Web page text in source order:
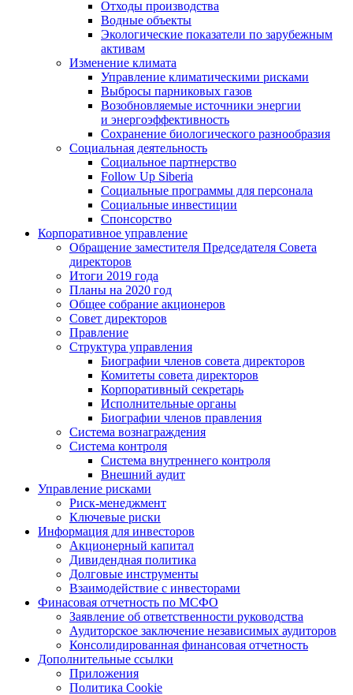
Отходы производства
Водные объекты
Экологические показатели по зарубежным
активам
Изменение климата
Управление климатическими рисками
Выбросы парниковых газов
Возобновляемые источники энергии
и энергоэффективность
Сохранение биологического разнообразия
Социальная деятельность
Социальное партнерство
Follow Up Siberia
Социальные программы для персонала
Социальные инвестиции
Спонсорство
Корпоративное управление
Обращение заместителя Председателя Совета
директоров
Итоги 2019 года
Планы на 2020 год
Общее собрание акционеров
Совет директоров
Правление
Структура управления
Биографии членов совета директоров
Комитеты совета директоров
Корпоративный секретарь
Исполнительные органы
Биографии членов правления
Система вознаграждения
Система контроля
Система внутреннего контроля
Внешний аудит
Управление рисками
Риск-менеджмент
Ключевые риски
Информация для инвесторов
Акционерный капитал
Дивидендная политика
Долговые инструменты
Взаимодействие с инвеcторами
Финасовая отчетность по МСФО
Заявление об ответственности руководства
Аудиторское заключение независимых аудиторов
Консолидированная финансовая отчетность
Дополнительные ссылки
Приложения
Политика Cookie